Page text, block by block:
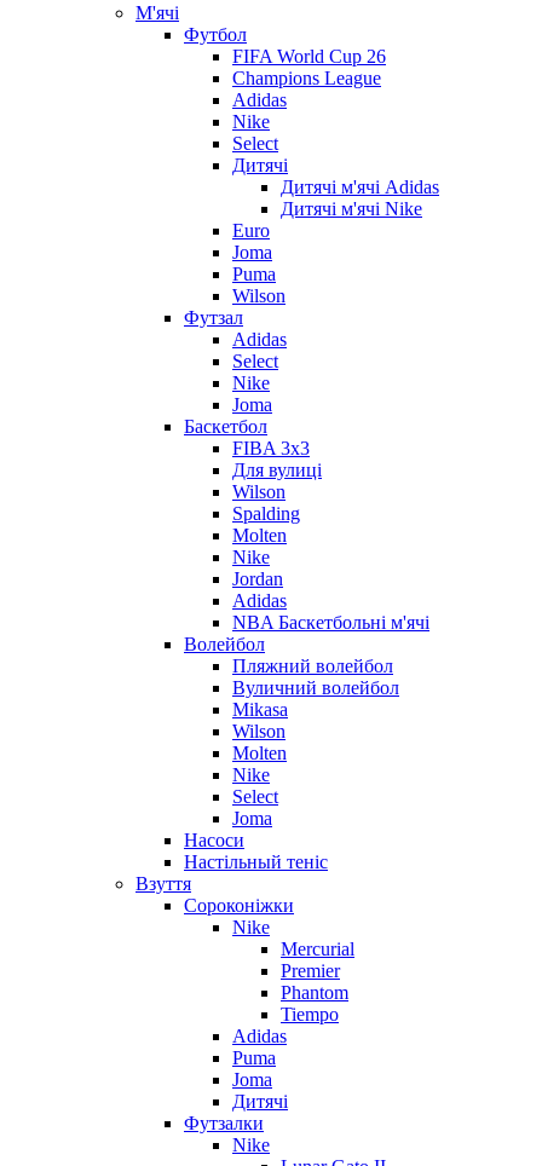
М'ячі
Футбол
FIFA World Cup 26
Champions League
Adidas
Nike
Select
Дитячі
Дитячі м'ячі Adidas
Дитячі м'ячі Nike
Euro
Joma
Puma
Wilson
Футзал
Adidas
Select
Nike
Joma
Баскетбол
FIBA 3x3
Для вулиці
Wilson
Spalding
Molten
Nike
Jordan
Adidas
NBA Баскетбольні м'ячі
Волейбол
Пляжний волейбол
Вуличний волейбол
Mikasa
Wilson
Molten
Nike
Select
Joma
Насоси
Настільный теніс
Взуття
Сороконіжки
Nike
Mercurial
Premier
Phantom
Tiempo
Adidas
Puma
Joma
Дитячі
Футзалки
Nike